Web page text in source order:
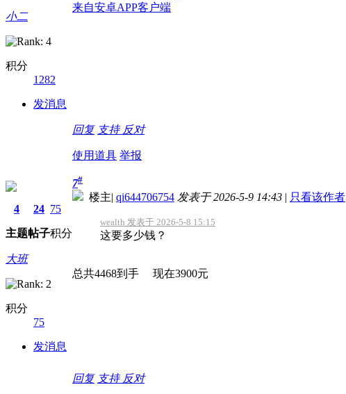
小二
积分
1282
发消息
来自安卓APP客户端
回复 支持 反对
使用道具 举报
4
主题
24
帖子
75
积分
大班
积分
75
发消息
7#
楼主| qi644706754 发表于 2026-5-9 14:43 | 只看该作者
wealth 发表于 2026-5-8 15:15
这要多少钱？
总共4468到手 现在3900元
回复 支持 反对